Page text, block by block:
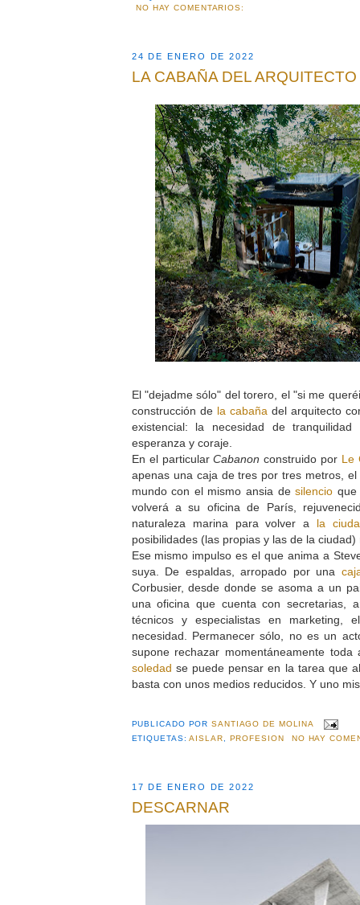
NO HAY COMENTARIOS:
24 DE ENERO DE 2022
LA CABAÑA DEL ARQUITECTO
El "dejadme sólo" del torero, el "si me
construcción de la cabaña del arquitecto
existencial: la necesidad de tranquilidad
esperanza y coraje.
En el particularCabanon construido por Le
apenas una caja de tres por tres metros,
mundo con el mismo ansia desilencio que
volverá a su oficina de París,
naturaleza marina para volver a la
posibilidades (las propias y las de la
Ese mismo impulso es el que anima a
suya. De espaldas, arropado por una
Corbusier, desde donde se asoma a un
una oficina que cuenta con secretarias,
técnicos y especialistas en marketing,
necesidad. Permanecer sólo, no es un
supone rechazar momentáneamente
soledad se puede pensar en la tarea que
basta con unos medios reducidos. Y uno
PUBLICADO PORSANTIAGO DE MOLINA
ETIQUETAS:AISLAR PROFESION NO HAY
17 DE ENERO DE 2022
DESCARNAR